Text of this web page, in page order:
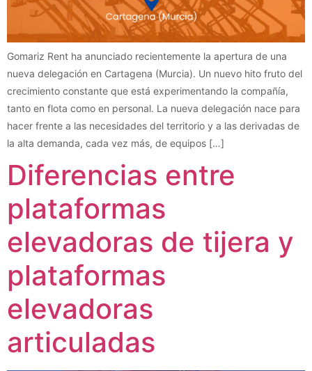
Gomariz Rent ha anunciado recientemente la apertura de una
nueva delegación en Cartagena (Murcia). Un nuevo hito fruto del
crecimiento constante que está experimentando la compañía,
tanto en flota como en personal. La nueva delegación nace para
hacer frente a las necesidades del territorio y a las derivadas de
la alta demanda, cada vez más, de equipos […]
Diferencias entre
plataformas
elevadoras de tijera y
plataformas
elevadoras
articuladas